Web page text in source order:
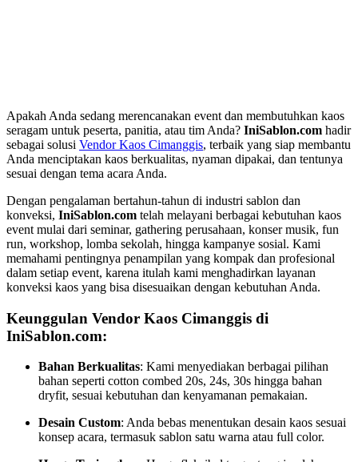
Apakah Anda sedang merencanakan event dan membutuhkan kaos
seragam untuk peserta, panitia, atau tim Anda? IniSablon.com hadir
sebagai solusi Vendor Kaos Cimanggis, terbaik yang siap membantu
Anda menciptakan kaos berkualitas, nyaman dipakai, dan tentunya
sesuai dengan tema acara Anda.
Dengan pengalaman bertahun-tahun di industri sablon dan
konveksi, IniSablon.com telah melayani berbagai kebutuhan kaos
event mulai dari seminar, gathering perusahaan, konser musik, fun
run, workshop, lomba sekolah, hingga kampanye sosial. Kami
memahami pentingnya penampilan yang kompak dan profesional
dalam setiap event, karena itulah kami menghadirkan layanan
konveksi kaos yang bisa disesuaikan dengan kebutuhan Anda.
Keunggulan Vendor Kaos Cimanggis di
IniSablon.com:
Bahan Berkualitas: Kami menyediakan berbagai pilihan
bahan seperti cotton combed 20s, 24s, 30s hingga bahan
dryfit, sesuai kebutuhan dan kenyamanan pemakaian.
Desain Custom: Anda bebas menentukan desain kaos sesuai
konsep acara, termasuk sablon satu warna atau full color.